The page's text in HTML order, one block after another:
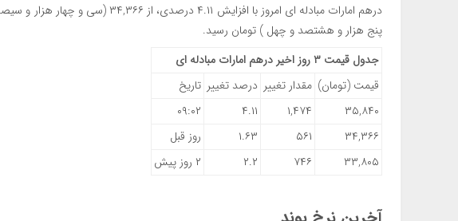
پنج هزار و هشتصد و چهل ) تومان رسید.
جدول قیمت ۳ روز اخیر درهم امارات مبادله ای
قیمت (تومان) مقدار تغییر درصد تغییر تاریخ
۳۵,۸۴۰
۱,۴۷۴ ۴.۱۱
۰۹:۰۲
۳۴,۳۶۶
۵۶۱ ۱.۶۳
روز قبل
۳۳,۸۰۵
۷۴۶ ۲.۲ ۲ روز پیش